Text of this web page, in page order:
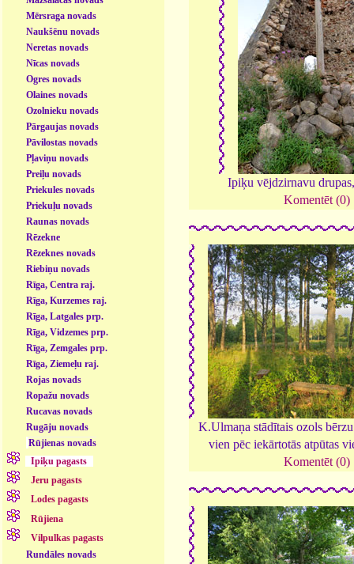
Mērsraga novads
Naukšēnu novads
Neretas novads
Nīcas novads
Ogres novads
Olaines novads
Ozolnieku novads
Pārgaujas novads
Pāvilostas novads
Pļaviņu novads
Preiļu novads
Priekules novads
Priekuļu novads
Raunas novads
Rēzekne
Rēzeknes novads
Riebiņu novads
Rīga, Centra raj.
Rīga, Kurzemes raj.
Rīga, Latgales prp.
Rīga, Vidzemes prp.
Rīga, Zemgales prp.
Rīga, Ziemeļu raj.
Rojas novads
Ropažu novads
Rucavas novads
Rugāju novads
Rūjienas novads
Ipiķu pagasts
Jeru pagasts
Lodes pagasts
Rūjiena
Vilpulkas pagasts
Rundāles novads
Ipiķu vējdzirnavu
Komentēt (0)
K.Ulmaņa stādītais ozols
vien pēc iekārtotās atpūtas
Komentēt (0)